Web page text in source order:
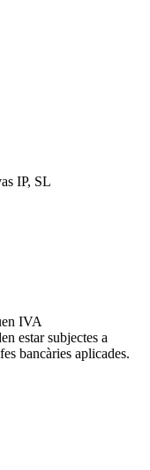
IP, SL
IVA
estar subjectes a
bancàries aplicades.